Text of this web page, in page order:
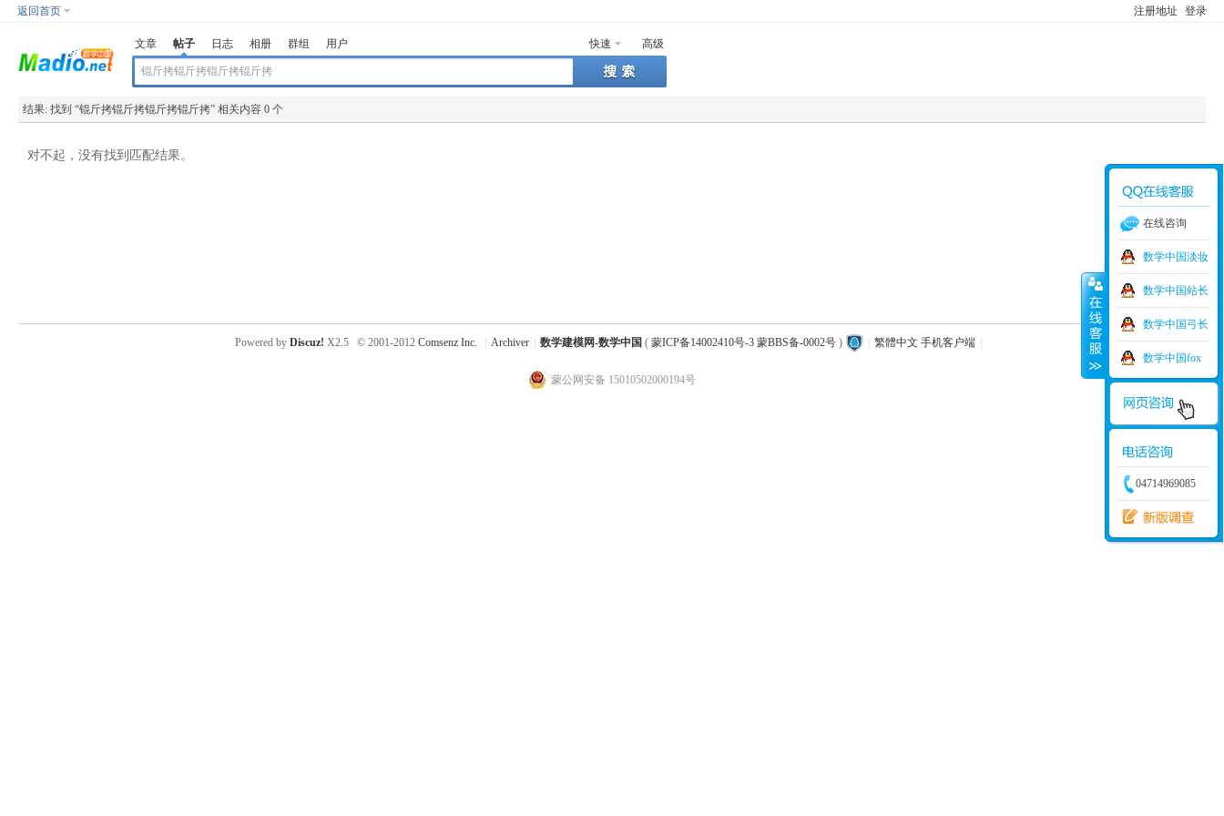
返回首页 注册地址 登录
快速 高级
文章 帖子 日志 相册 群组 用户
结果: 找到 “锟斤拷锟斤拷锟斤拷锟斤拷” 相关内容 0 个
对不起，没有找到匹配结果。
在线咨询
数学中国淡妆
数学中国站长
数学中国弓长
数学中国fox
04714969085
Powered by Discuz! X2.5 © 2001-2012 Comsenz Inc. Archiver 数学建模网-数学中国 ( 蒙ICP备14002410号-3 蒙BBS备-0002号) 繁體中文 手机客户端
蒙公网安备 15010502000194号